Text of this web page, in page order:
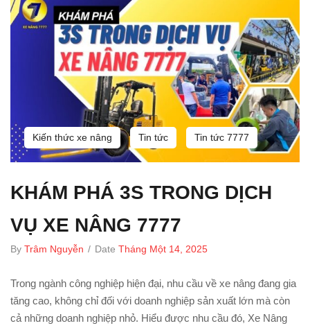
Kiến thức xe nâng Tin tức Tin tức 7777
KHÁM PHÁ 3S TRONG DỊCH
VỤ XE NÂNG 7777
By Trâm Nguyễn / Date Tháng Một 14, 2025
Trong ngành công nghiệp hiện đại, nhu cầu về xe nâng đang gia
tăng cao, không chỉ đối với doanh nghiệp sản xuất lớn mà còn
cả những doanh nghiệp nhỏ. Hiểu được nhu cầu đó, Xe Nâng